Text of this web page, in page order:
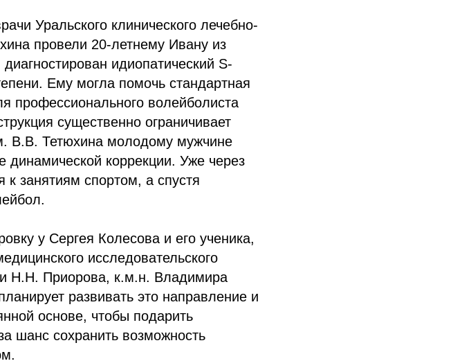
Уральского клинического лечебно-
провели 20-летнему Ивану из
идиопатический S-
Ему могла помочь стандартная
профессионального волейболиста
существенно ограничивает
В.В. Тетюхина молодому мужчине
коррекции. Уже через
к занятиям спортом, а спустя
у Сергея Колесова и его ученика,
исследовательского
Н.Н. Приорова, к.м.н. Владимира
развивать это направление и
основе, чтобы подарить
шанс сохранить возможность